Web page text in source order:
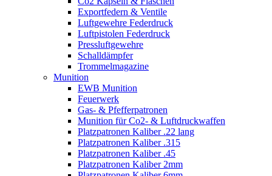
Exportfedern & Ventile
Luftgewehre Federdruck
Luftpistolen Federdruck
Pressluftgewehre
Schalldämpfer
Trommelmagazine
Munition
EWB Munition
Feuerwerk
Gas- & Pfefferpatronen
Munition für Co2- & Luftdruckwaffen
Platzpatronen Kaliber .22 lang
Platzpatronen Kaliber .315
Platzpatronen Kaliber .45
Platzpatronen Kaliber 2mm